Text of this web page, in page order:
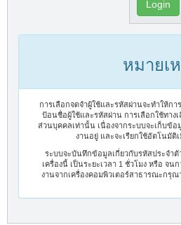
หมายเ
การเลือกจดจำผู้ใช้และรหัสผ่านจะทำให้กา
ป้อนชื่อผู้ใช้และรหัสผ่าน การเลือกใช้ทาง
ส่วนบุคคลเท่านั้น เนื่องจากระบบจะเก็บข้อ
งานอยู่ และจะเรียกใช้อัตโนมัติ
ระบบจะบันทึกข้อมูลเกี่ยวกับรหัสประจำ
เครื่องนี้ เป็นระยะเวลา 1 ชั่วโมง หรือ จน
งานจากเครื่องคอมพิวเตอร์สาธารณะกรุณ